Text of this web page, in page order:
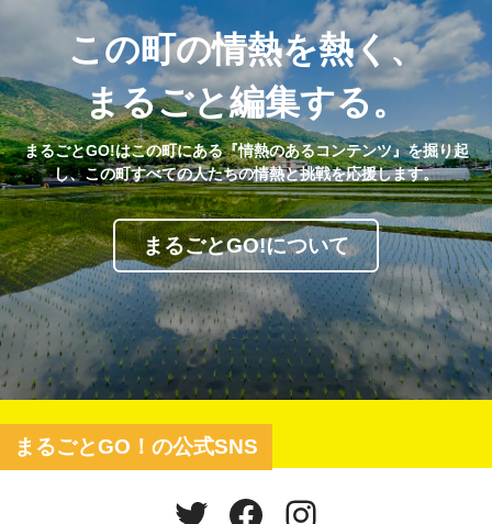
この町の情熱を熱く、
まるごと編集する。
まるごとGO!はこの町にある『情熱のあるコンテンツ』を掘り起
し、この町すべての人たちの情熱と挑戦を応援します。
まるごとGO!について
まるごとGO！の公式SNS